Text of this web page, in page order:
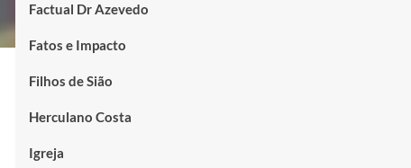
Factual Dr Azevedo
Fatos e Impacto
Filhos de Sião
Herculano Costa
Igreja